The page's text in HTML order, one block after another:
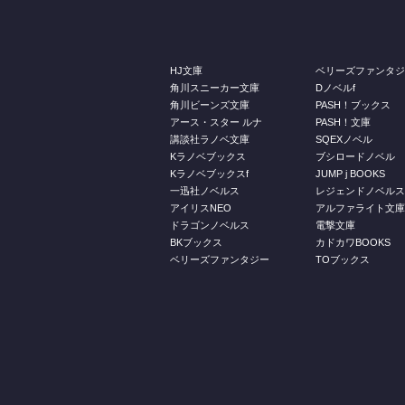
HJ文庫
角川スニーカー文庫
角川ビーンズ文庫
アース・スター ルナ
講談社ラノベ文庫
Kラノベブックス
Kラノベブックスf
一迅社ノベルス
アイリスNEO
ドラゴンノベルス
BKブックス
ベリーズファンタジー
ベリーズファンタ
Dノベルf
PASH！ブックス
PASH！文庫
SQEXノベル
ブシロードノベル
JUMP j BOOKS
レジェンドノベルス
アルファライト文庫
電撃文庫
カドカワBOOKS
TOブックス